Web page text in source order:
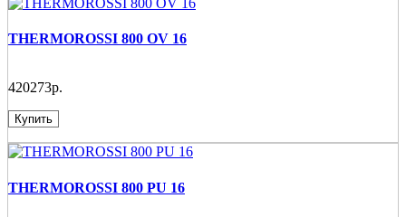
THERMOROSSI 800 OV 16
420273р.
Купить
THERMOROSSI 800 PU 16